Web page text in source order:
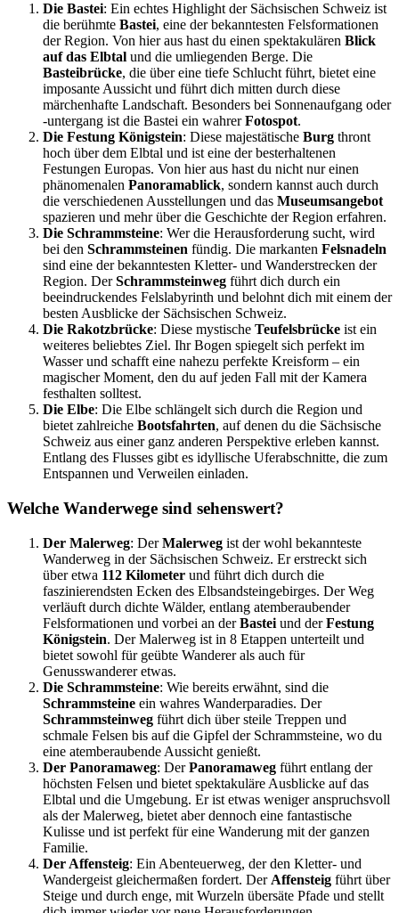
Die Bastei: Ein echtes Highlight der Sächsischen Schweiz ist
die berühmte Bastei, eine der bekanntesten Felsformationen
der Region. Von hier aus hast du einen spektakulären Blick
auf das Elbtal und die umliegenden Berge. Die
Basteibrücke, die über eine tiefe Schlucht führt, bietet eine
imposante Aussicht und führt dich mitten durch diese
märchenhafte Landschaft. Besonders bei Sonnenaufgang oder
-untergang ist die Bastei ein wahrerFotospot.
Die Festung Königstein: Diese majestätische Burg thront
hoch über dem Elbtal und ist eine der besterhaltenen
Festungen Europas. Von hier aus hast du nicht nur einen
phänomenalen Panoramablick, sondern kannst auch durch
die verschiedenen Ausstellungen und das Museumsangebot
spazieren und mehr über die Geschichte der Region erfahren.
Die Schrammsteine: Wer die Herausforderung sucht, wird
bei den Schrammsteinen fündig. Die markanten Felsnadeln
sind eine der bekanntesten Kletter- und Wanderstrecken der
Region. DerSchrammsteinweg führt dich durch ein
beeindruckendes Felslabyrinth und belohnt dich mit einem der
besten Ausblicke der Sächsischen Schweiz.
Die Rakotzbrücke: Diese mystische Teufelsbrücke ist ein
weiteres beliebtes Ziel. Ihr Bogen spiegelt sich perfekt im
Wasser und schafft eine nahezu perfekte Kreisform – ein
magischer Moment, den du auf jeden Fall mit der Kamera
festhalten solltest.
Die Elbe: Die Elbe schlängelt sich durch die Region und
bietet zahlreiche Bootsfahrten, auf denen du die Sächsische
Schweiz aus einer ganz anderen Perspektive erleben kannst.
Entlang des Flusses gibt es idyllische Uferabschnitte, die zum
Entspannen und Verweilen einladen.
Welche Wanderwege sind sehenswert?
Der Malerweg: DerMalerweg ist der wohl bekannteste
Wanderweg in der Sächsischen Schweiz. Er erstreckt sich
über etwa 112 Kilometer und führt dich durch die
faszinierendsten Ecken des Elbsandsteingebirges. Der Weg
verläuft durch dichte Wälder, entlang atemberaubender
Felsformationen und vorbei an derBastei und derFestung
Königstein. Der Malerweg ist in 8 Etappen unterteilt und
bietet sowohl für geübte Wanderer als auch für
Genusswanderer etwas.
Die Schrammsteine: Wie bereits erwähnt, sind die
Schrammsteine ein wahres Wanderparadies. Der
Schrammsteinweg führt dich über steile Treppen und
schmale Felsen bis auf die Gipfel der Schrammsteine, wo du
eine atemberaubende Aussicht genießt.
Der Panoramaweg: DerPanoramaweg führt entlang der
höchsten Felsen und bietet spektakuläre Ausblicke auf das
Elbtal und die Umgebung. Er ist etwas weniger anspruchsvoll
als der Malerweg, bietet aber dennoch eine fantastische
Kulisse und ist perfekt für eine Wanderung mit der ganzen
Familie.
Der Affensteig: Ein Abenteuerweg, der den Kletter- und
Wandergeist gleichermaßen fordert. Der Affensteig führt über
Steige und durch enge, mit Wurzeln übersäte Pfade und stellt